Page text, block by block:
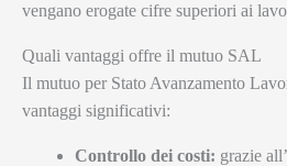
vengano erogate cifre superiori ai
Quali vantaggi offre il mutuo SAL
Il mutuo per Stato Avanzamento
vantaggi significativi:
Controllo dei costi: grazie